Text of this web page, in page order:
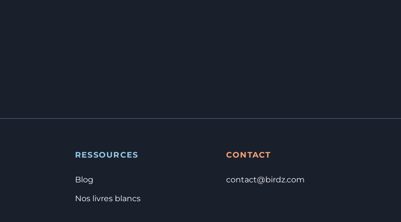
RESSOURCES
Blog
Nos livres blancs
CONTACT
contact@birdz.com